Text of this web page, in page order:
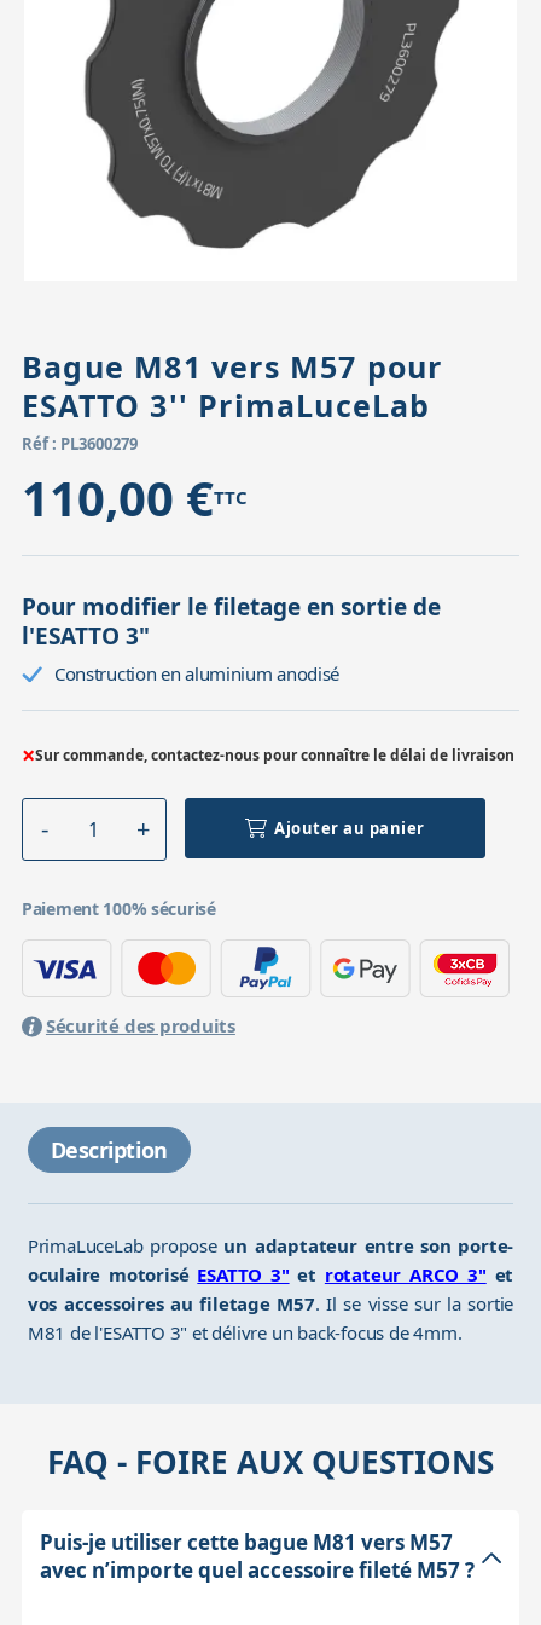
Accessoires pour montures
Têtes
Pièces détachées
Bague M81 vers M57 pour
ESATTO 3'' PrimaLuceLab
Réf : PL3600279
110,00 €TTC
Pour modifier le filetage en sortie de
l'ESATTO 3"
Construction en aluminium anodisé
×Sur commande, contactez-nous pour connaître le délai de livraison
Ajouter au panier
Paiement 100% sécurisé
Sécurité des produits
Description
PrimaLuceLab propose un adaptateur entre son porte-
oculaire motorisé ESATTO 3" et rotateur ARCO 3" et
vos accessoires au filetage M57. Il se visse sur la sortie
M81 de l'ESATTO 3" et délivre un back-focus de 4mm.
FAQ - FOIRE AUX QUESTIONS
Puis-je utiliser cette bague M81 vers M57
avec n’importe quel accessoire fileté M57 ?